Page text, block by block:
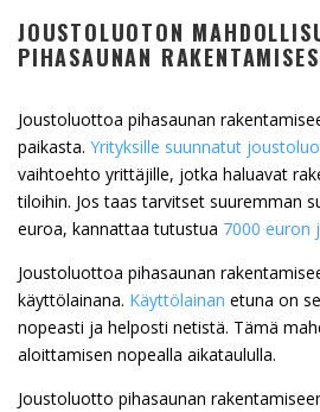
JOUSTOLUOTON
PIHASAUNAN
Joustoluottoa pihasaunan
paikasta. Yrityksille suunnatut
vaihtoehto yrittäjille, jotka haluavat
tiloihin. Jos taas tarvitset suuremman
euroa, kannattaa tutustua 7000 euron
Joustoluottoa pihasaunan
käyttölainana. Käyttölainan etuna on
nopeasti ja helposti netistä. Tämä
aloittamisen nopealla aikataululla.
Joustoluotto pihasaunan